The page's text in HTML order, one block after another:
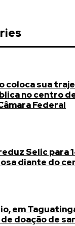
coloca sua
no centro
Federal
Selic para
diante do
em
doação de